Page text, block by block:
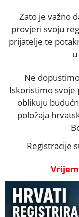
Zato je važno
provjeri svoju
prijatelje te
Ne
Iskoristimo svoje
oblikuju
položaja
Registracije